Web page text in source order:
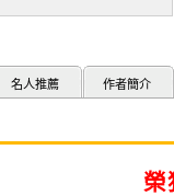
名人推薦 作者簡介
榮